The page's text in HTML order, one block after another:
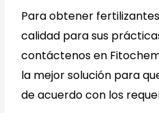
Para obtener
calidad para sus
contáctenos en
la mejor solución para
de acuerdo con los